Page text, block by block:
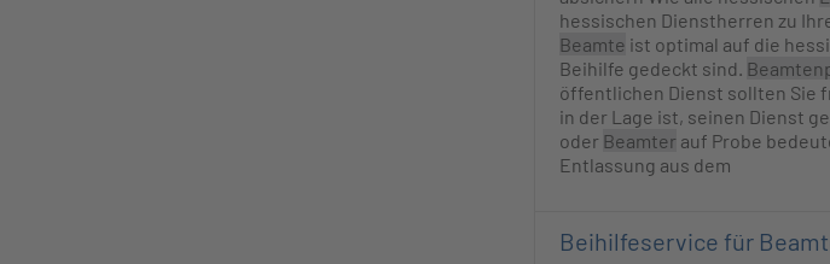
hessischen Dienstherren zu
Beamte ist optimal auf die
Beihilfe gedeckt sind.
öffentlichen Dienst sollten Sie
in der Lage ist, seinen Dienst
oder Beamter auf Probe
Entlassung aus dem
Beihilfeservice für